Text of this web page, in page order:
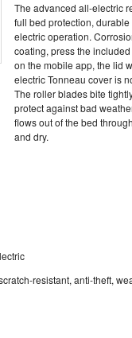
The advanced all-electric
full bed protection,
electric operation.
coating, press the
on the mobile app, the lid
electric Tonneau cover is
The roller blades bite
protect against bad
flows out of the bed
and dry.
resistant, anti-theft,